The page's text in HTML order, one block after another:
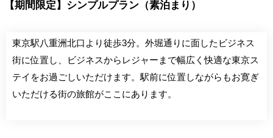
【期間限定】シンプルプラン（素泊まり）
東京駅八重洲北口より徒歩3分。外堀通りに面したビジネス
街に位置し、ビジネスからレジャーまで幅広く快適な東京ス
テイをお過ごしいただけます。駅前に位置しながらもお寛ぎ
いただける街の旅館がここにあります。